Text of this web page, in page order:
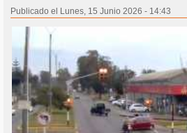
Publicado el Lunes, 15 Junio 2026 - 14:43